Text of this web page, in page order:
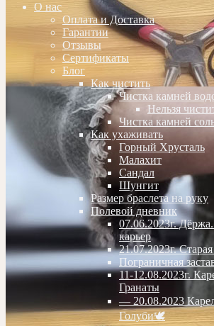
О нас
Оплата и Доставка
Гарантии
Отзывы
Сертификаты
Блог
Как чистить
Чистка камней
Нельзя
Чистка камней
Как ухаживать
Горный Хрусталь
Малахит
Сандал
Шунгит
Размер браслета на руку
Полевой дневник
07.06.2023г.
карьер
21.07.2023г.
Пограничная
11-12.08.2023г.
Гранаты
— 20.08.2023
Голуби🕊